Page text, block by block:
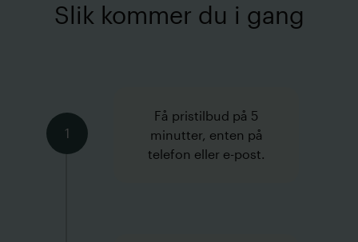
Slik kommer du i gang
1
Få pristilbud på 5
minutter, enten på
telefon eller e-post.